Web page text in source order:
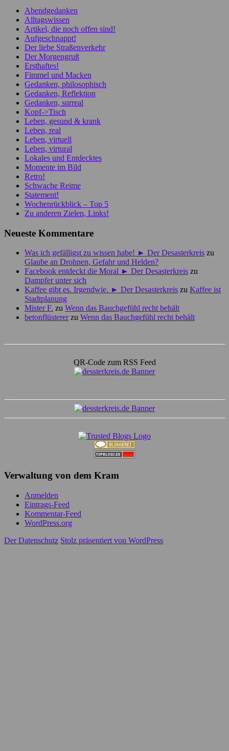
Abendgedanken
Alltagswissen
Artikel, die noch offen sind!
Aufgeschnappt!
Der liebe Straßenverkehr
Der Morgengruß
Ersthaftes!
Fimmel und Macken
Gedanken, philosophisch
Gedanken, Reflektion
Gedanken, surreal
Kopf->Tisch
Leben, gesund & krank
Leben, real
Leben, virtuell
Leben, virtural
Lokales und Entdecktes
Momente im Bild
Retro!
Schwache Reime
Statement!
Wochenrückblick – Top 5
Zu anderen Zielen, Links!
Neueste Kommentare
Was ich gefälligst zu wissen habe! ► Der Desasterkreis zu
Glaube an Drohnen, Gefahr und Helden?
Facebook entdeckt die Moral ► Der Desasterkreis zu
Dampfer unter sich
Kaffee gibt es. Irgendwie. ► Der Desasterkreis zu Kaffee ist
Stadtplanung
Mister F. zu Wenn das Bauchgefühl recht behält
betonflüstererzu Wenn das Bauchgefühl recht behält
QR-Code zum RSS Feed
Verwaltung von dem Kram
Anmelden
Eintrags-Feed
Kommentar-Feed
WordPress.org
Der Datenschutz Stolz präsentiert von WordPress